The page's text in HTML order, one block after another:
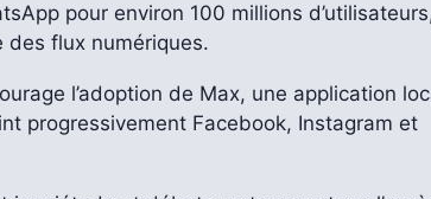
pour environ 100 millions
des flux numériques.
l’adoption de Max, une application
progressivement Facebook, Instagram et